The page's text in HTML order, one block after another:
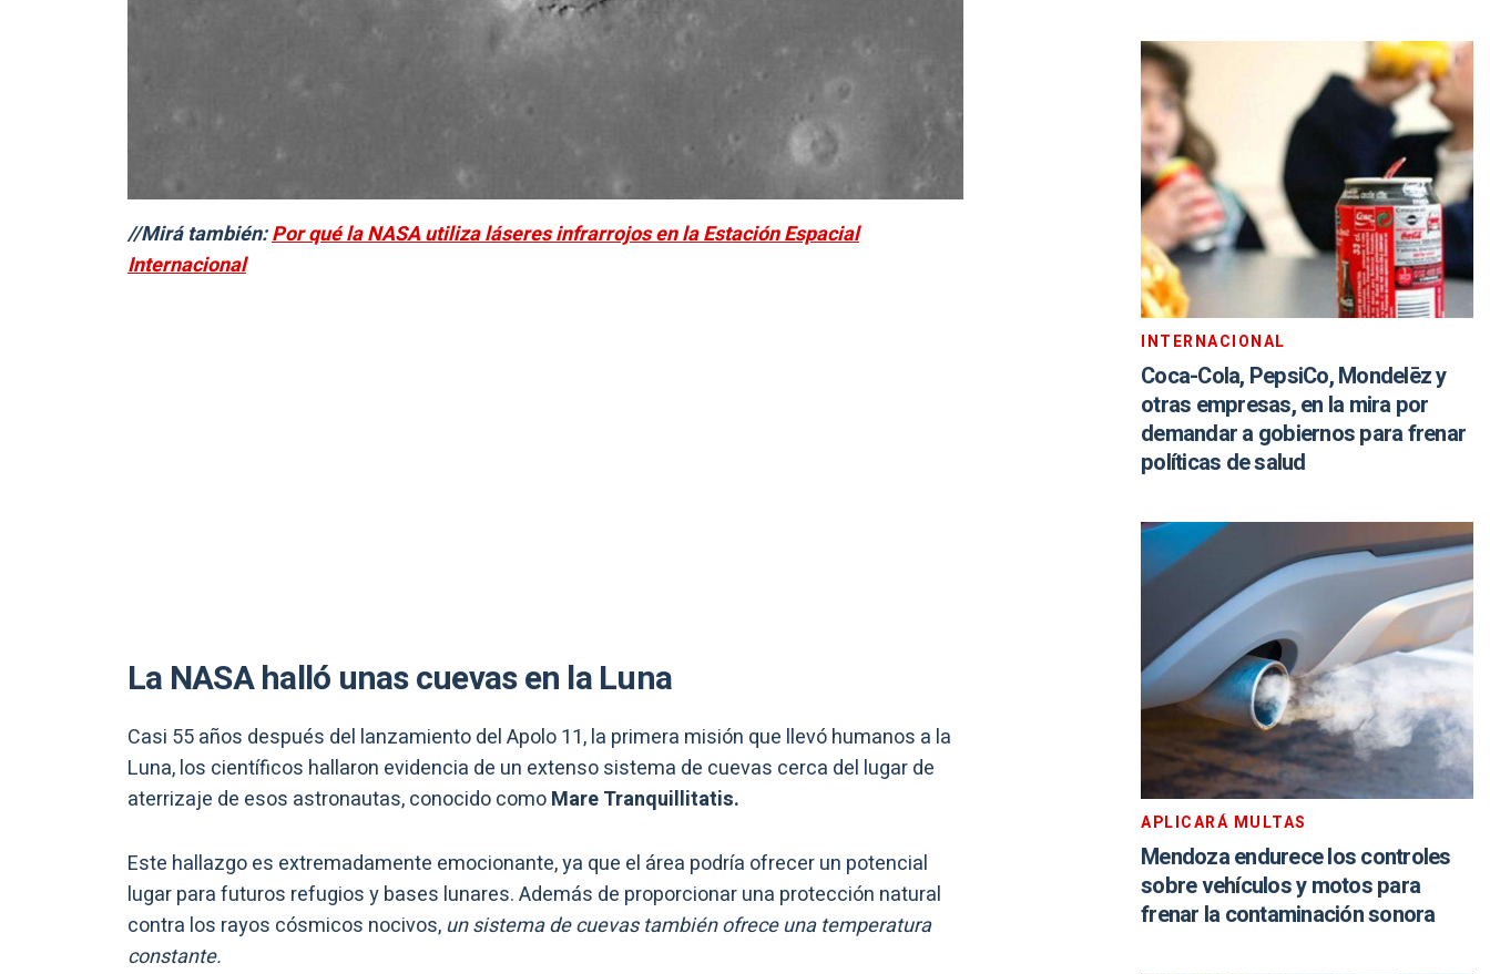
//Mirá también:Por qué la NASA utiliza láseres infrarrojos en la Estación Espacial
Internacional
La NASA halló unas cuevas en la Luna
Casi 55 años después del lanzamiento del Apolo 11, la primera misión que llevó humanos a la
Luna, los científicos hallaron evidencia de un extenso sistema de cuevas cerca del lugar de
aterrizaje de esos astronautas, conocido comoMare Tranquillitatis.
Este hallazgo es extremadamente emocionante, ya que el área podría ofrecer un potencial
lugar para futuros refugios y bases lunares. Además de proporcionar una protección natural
contra los rayos cósmicos nocivos, un sistema de cuevas también ofrece una temperatura
constante.
INTERNACIONAL
Coca-Cola, PepsiCo, Mondelēz y
otras empresas, en la mira por
demandar a gobiernos para frenar
políticas de salud
APLICARÁ MULTAS
Mendoza endurece los controles
sobre vehículos y motos para
frenar la contaminación sonora